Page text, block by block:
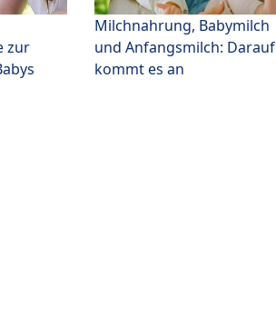
zur
Milchnahrung, Babymilch
und Anfangsmilch: Darauf
kommt es an